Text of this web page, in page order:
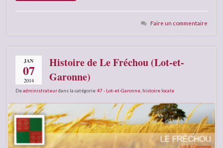
Faire un commentaire
JAN
07
2014
Histoire de Le Fréchou (Lot-et-
Garonne)
Deadministrateurdans la catégorie47 - Lot-et-Garonne histoire locale